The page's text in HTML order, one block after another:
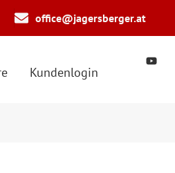
office@jagersberger.at
Kundenlogin